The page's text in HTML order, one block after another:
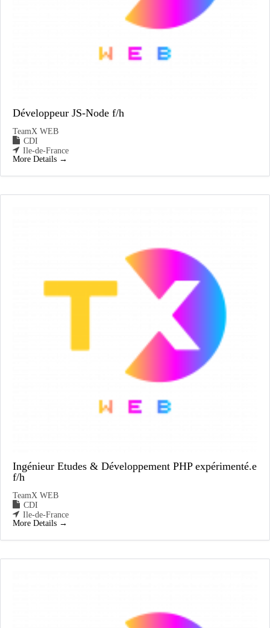
Développeur JS-Node f/h
TeamX WEB
CDI
Ile-de-France
More Details
Ingénieur Etudes & Développement PHP expérimenté.e
f/h
TeamX WEB
CDI
Ile-de-France
More Details